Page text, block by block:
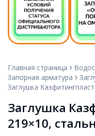
Главная страница
Запорная арматура
Заглушка
Заглушка
219×10,